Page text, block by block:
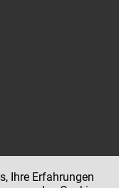
Ihre Erfahrungen